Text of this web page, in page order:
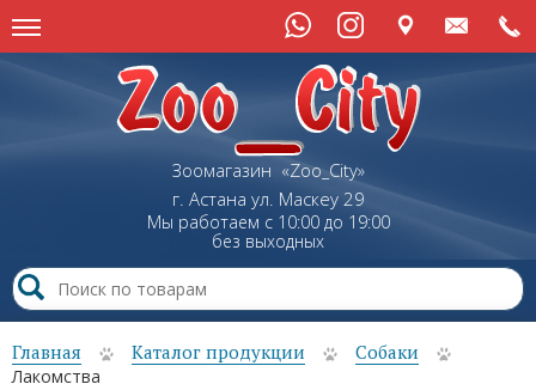
Зоомагазин «Zoo_City»
г. Астана ул. Маскеу29
Мы работаем с 10:00 до 19:00
без выходных
Главная Каталог продукции Собаки
Лакомства